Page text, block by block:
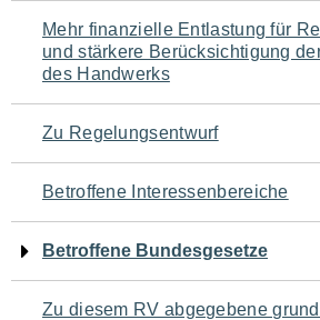
Navigation
für
den
Seiteninhalt
Mehr finanzielle Entlastung für
und stärkere Berücksichtigung
des Handwerks
Zu Regelungsentwurf
Betroffene Interessenbereiche
Betroffene Bundesgesetze
Zu diesem RV abgegebene